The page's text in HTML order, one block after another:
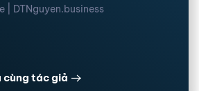
| DTNguyen.business
cùng tác giả